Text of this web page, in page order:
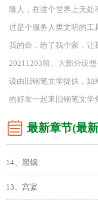
隆人，在这个世界上无
过是个服务人类文明的工
我的命，给了我个家，
20211203留。大部分设
读由旧钢笔文学提供，如
的好友一起来旧钢笔文学
最新章节(最
14、黑锅
13、宫宴